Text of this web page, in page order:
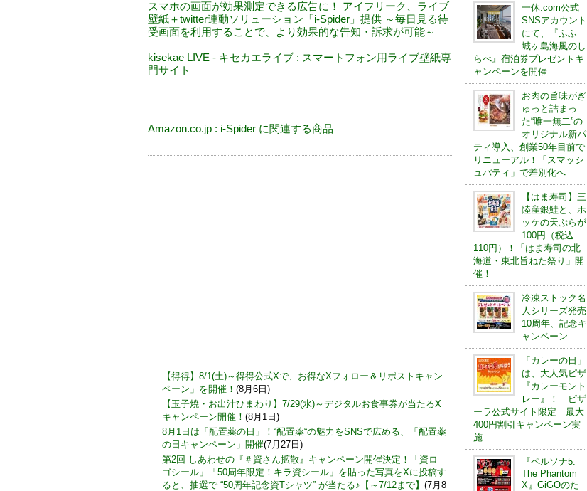
スマホの画面が効果測定できる広告に！ アイフリーク、ライブ
壁紙＋twitter連動ソリューション「i-Spider」提供 ～毎日見る待
受画面を利用することで、より効果的な告知・訴求が可能～
kisekae LIVE - キセカエライブ : スマートフォン用ライブ壁紙専
門サイト
Amazon.co.jp : i-Spider に関連する商品
【得得】8/1(土)～得得公式Xで、お得なXフォロー＆リポストキャン
ペーン」を開催！ (8月6日)
【玉子焼・お出汁ひまわり】7/29(水)～デジタルお食事券が当たるX
キャンペーン開催！ (8月1日)
8月1日は「配置薬の日」！“配置薬“の魅力をSNSで広める、「配置薬
の日キャンペーン」開催(7月27日)
第2回 しあわせの『＃資さん拡散』キャンペーン開催決定！「資ロ
ゴシール」「50周年限定！キラ資シール」を貼った写真をXに投稿す
ると、抽選で “50周年記念資Tシャツ” が当たる♪【～7/12まで】 (7月8
一休.com公式
SNSアカウント
にて、『ふふ
城ヶ島海風のし
らべ』宿泊券プレゼントキ
ャンペーンを開催
お肉の旨味がぎ
ゅっと詰まっ
た“唯一無二”の
オリジナル新パ
ティ導入、創業50年目前で
リニューアル！「スマッシ
ュパティ」で差別化へ
【はま寿司】三
陸産銀鮭と、ホ
ッケの天ぷらが
100円（税込
110円）！「はま寿司の北
海道・東北旨ねた祭り」開
催！
冷凍ストック名
人シリーズ発売
10周年、記念キ
ャンペーン
「カレーの日」
は、大人気ピザ
『カレーモント
レー』！ ピザ
ーラ公式サイト限定 最大
400円割引キャンペーン実
施
『ペルソナ5:
The Phantom
X』GiGOのた